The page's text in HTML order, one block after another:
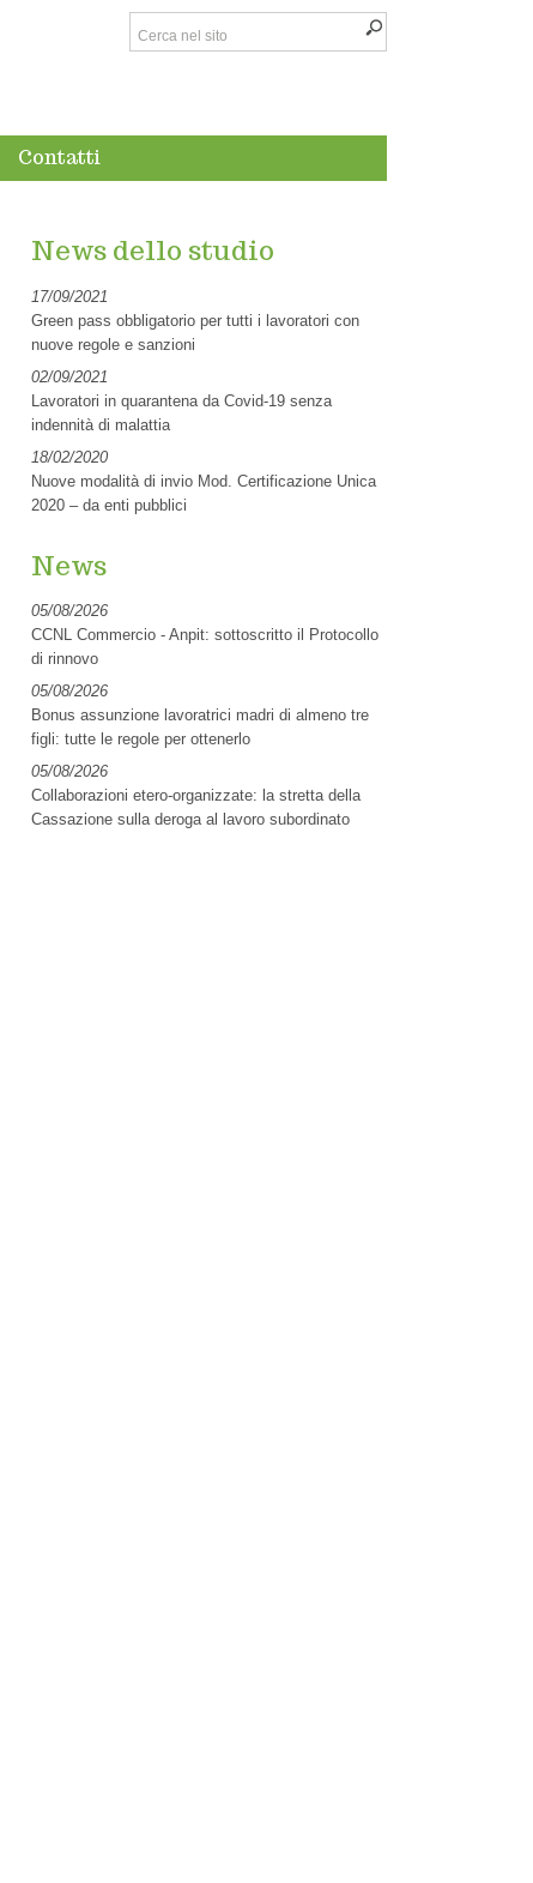
Contatti
News dello studio
17/09/2021
Green pass obbligatorio per tutti i lavoratori con
nuove regole e sanzioni
02/09/2021
Lavoratori in quarantena da Covid-19 senza
indennità di malattia
18/02/2020
Nuove modalità di invio Mod. Certificazione Unica
2020 – da enti pubblici
News
05/08/2026
CCNL Commercio - Anpit: sottoscritto il Protocollo
di rinnovo
05/08/2026
Bonus assunzione lavoratrici madri di almeno tre
figli: tutte le regole per ottenerlo
05/08/2026
Collaborazioni etero-organizzate: la stretta della
Cassazione sulla deroga al lavoro subordinato